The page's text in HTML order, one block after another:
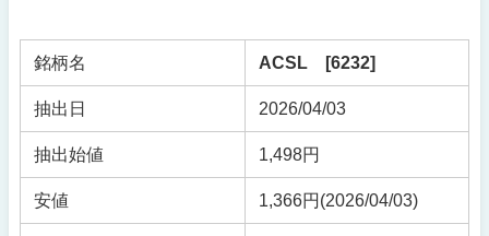
銘柄名 ACSL [6232]
抽出日 2026/04/03
抽出始値 1,498円
安値 1,366円(2026/04/03)